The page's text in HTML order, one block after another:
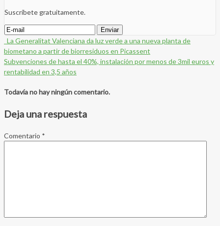
Suscríbete gratuitamente.
La Generalitat Valenciana da luz verde a una nueva planta de
biometano a partir de biorresiduos en Picassent
Subvenciones de hasta el 40%, instalación por menos de 3mil euros y
rentabilidad en 3,5 años
Todavía no hay ningún comentario.
Deja una respuesta
Comentario *